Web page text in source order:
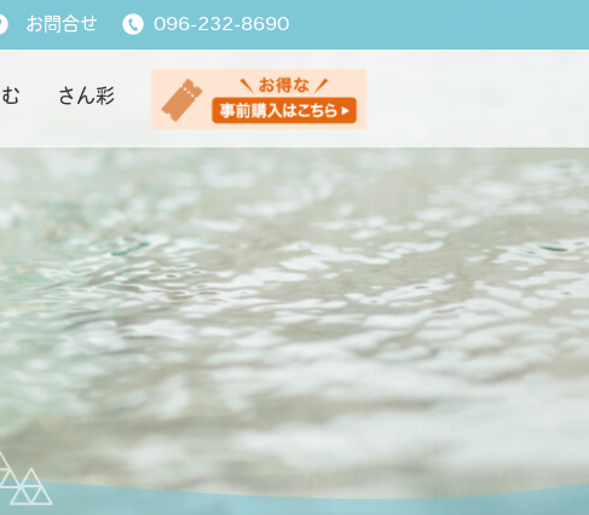
お問合せ 096-232-8690
さん彩